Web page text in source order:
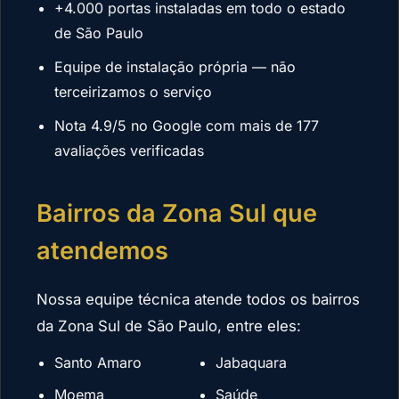
+4.000 portas instaladas em todo o estado
de São Paulo
Equipe de instalação própria — não
terceirizamos o serviço
Nota 4.9/5 no Google com mais de 177
avaliações verificadas
Bairros da Zona Sul que
atendemos
Nossa equipe técnica atende todos os bairros
da Zona Sul de São Paulo, entre eles:
Santo Amaro
Moema
Jabaquara
Saúde